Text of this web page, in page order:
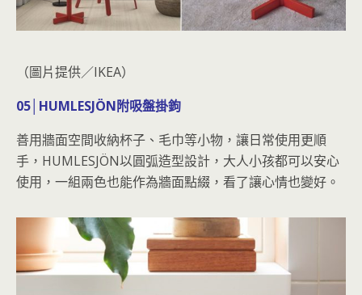
（圖片提供／IKEA）
05│HUMLESJÖN附吸盤掛鉤
善用牆面空間收納杯子、毛巾等小物，讓日常使用更順
手，HUMLESJÖN以圓弧造型設計，大人小孩都可以安心
使用，一組兩色也能作為牆面點綴，看了讓心情也變好。